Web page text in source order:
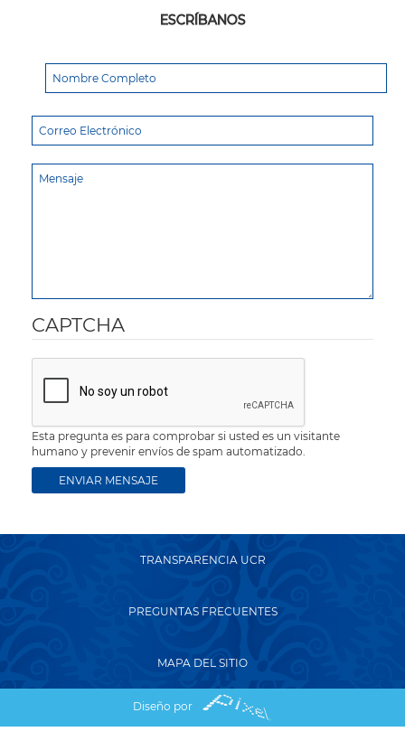
ESCRÍBANOS
CAPTCHA
Esta pregunta es para comprobar si usted es un visitante
humano y prevenir envíos de spam automatizado.
TRANSPARENCIA UCR
PREGUNTAS FRECUENTES
MAPA DEL SITIO
Diseño por